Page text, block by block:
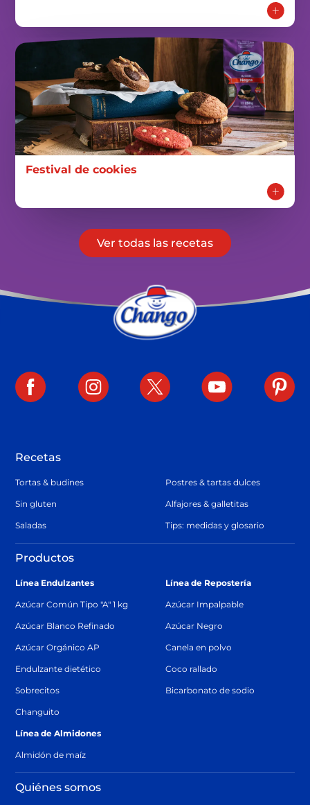
Festival de cookies
Ver todas las recetas
Recetas
Tortas & budines Postres & tartas dulces
Sin gluten Alfajores & galletitas
Saladas Tips: medidas y glosario
Productos
Línea Endulzantes
Azúcar Común Tipo "A" 1 kg
Azúcar Blanco Refinado
Azúcar Orgánico AP
Endulzante dietético
Sobrecitos
Changuito
Línea de Repostería
Azúcar Impalpable
Azúcar Negro
Canela en polvo
Coco rallado
Bicarbonato de sodio
Línea de Almidones
Almidón de maíz
Quiénes somos